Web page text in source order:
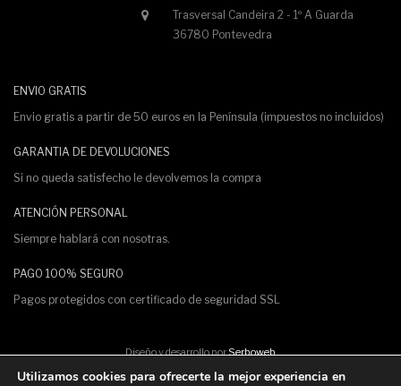
Trasversal Candeira 2 - 1º A Guarda
36780 Pontevedra
ENVIO GRATIS
Envio gratis a partir de 50 euros en la Península (impuestos no incluidos)
GARANTIA DE DEVOLUCIONES
Si no queda satisfecho le devolvemos la compra
ATENCIÓN PERSONAL
Siempre hablará con nosotras.
PAGO 100% SEGURO
Pagos protegidos con certificado de seguridad SSL
Diseño y desarrollo porSerboweb
Utilizamos cookies para ofrecerte la mejor experiencia en